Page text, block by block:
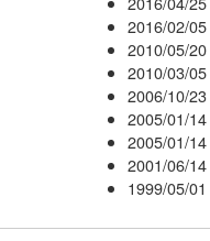
2016/02/05
2010/05/20
2010/03/05
2006/10/23
2005/01/14
2005/01/14
2001/06/14
1999/05/01